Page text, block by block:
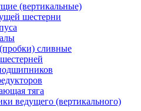
(вертикальные)
шестерни
сливные
тяга
ведущего (вертикального)